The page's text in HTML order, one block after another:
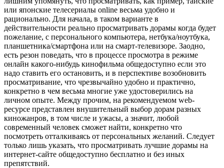
или японские телесериалы online весьма удобно и
рационально. Для начала, в таком варианте в
действительности реально просматривать дорамы когда будет
пожелание, с персонального компьютера, нетбука/ноутбука,
планшетника/смартфона или на смарт-телевизоре. Заодно,
есть резон поведать, что в процессе просмотра в режиме
онлайн какого-нибудь кинофильма общедоступно если это
надо ставить его остановить, и в перспективе возобновить
просматривание, что чрезвычайно удобно и практично,
конкретно в чем весьма многие уже удостоверились на
личном опыте. Между прочим, на рекомендуемом web-
ресурсе представлен внушительный выбор дорам разных
киножанров, в том числе и ужасы, а значит, любой
современный человек сможет найти, конкретно что
посмотреть отталкиваясь от персональных желаний. Следует
только лишь указать, что просматривать лучшие дорамы на
интернет-сайте общедоступно бесплатно и без иных
препятствий.